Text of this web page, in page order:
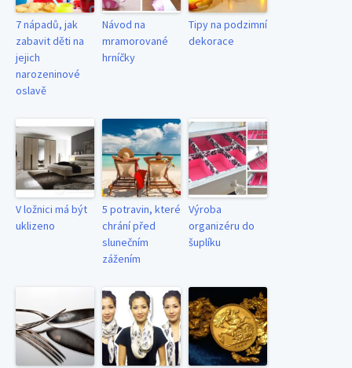
7 nápadů, jak
zabavit děti na
jejich
narozeninové
oslavě
Návod na
mramorované
hrníčky
Tipy na podzimní
dekorace
V ložnici má být
uklizeno
5 potravin, které
chrání před
slunečním
zážením
Výroba
organizéru do
šuplíku